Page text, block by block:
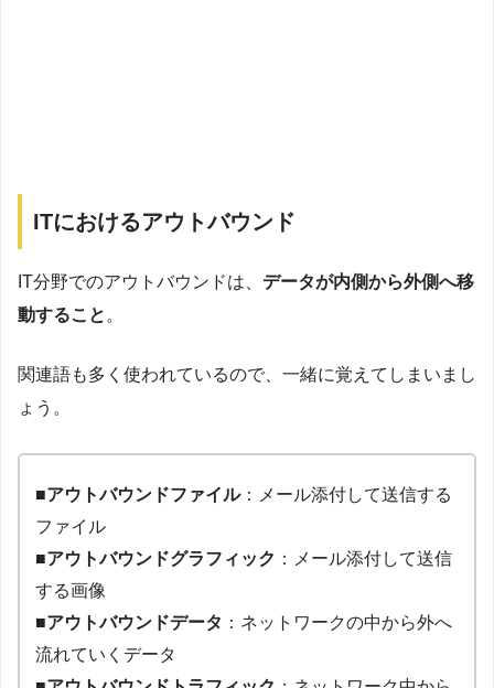
ITにおけるアウトバウンド
IT分野でのアウトバウンドは、 データが内側から外側へ移
動すること 。
関連語も多く使われているので、一緒に覚えてしまいまし
ょう。
■アウトバウンドファイル：メール添付して送信する
ファイル
■アウトバウンドグラフィック ：メール添付して送信
する画像
■アウトバウンドデータ ：ネットワークの中から外へ
流れていくデータ